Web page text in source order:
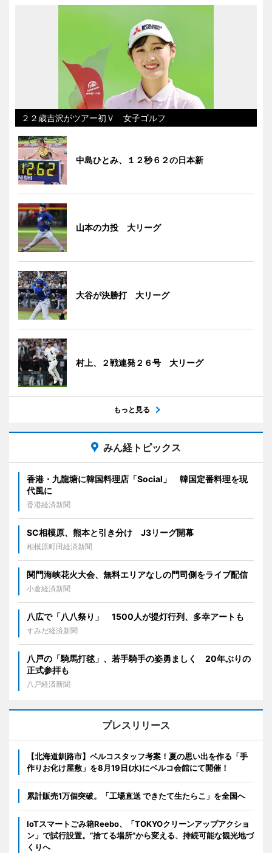
２２歳吉沢がツアー初Ｖ 女子ゴルフ
中島ひとみ、１２秒６２の日本新
山本の力投 大リーグ
大谷が決勝打 大リーグ
村上、２戦連発２６号 大リーグ
もっと見る
みん経トピックス
香港・九龍塘に韓国料理店「Social」 韓国定番料理を現
代風に
香港経済新聞
SC相模原、熊本と引き分け J3リーグ開幕
相模原町田経済新聞
関門海峡花火大会、無料エリアなしの門司側をライブ配信
小倉経済新聞
八広で「八八祭り」 1500人が提灯行列、多幸アートも
すみだ経済新聞
八戸の「騎馬打毬」、若手騎手の姿勇ましく 20年ぶりの
正式参拝も
八戸経済新聞
プレスリリース
【北海道釧路市】ベルコスタッフ考案！夏の思い出を作る「手
作りお化け屋敷」を8月19日(水)にベルコ会館にて開催！
累計販売1万個突破。「工場直送 できたて生たらこ」を全国へ
IoTスマートごみ箱Reebo、「TOKYOクリーンアップアクショ
ン」で試行設置。”捨てる場所”から変える、持続可能な観光地づ
くりへ